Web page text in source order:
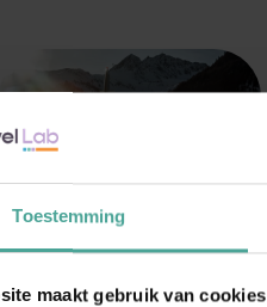
Toestemming
maakt gebruik van cookies